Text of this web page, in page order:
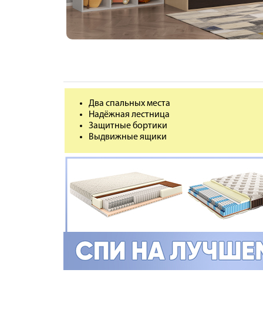
Два спальных места
Надёжная лестница
Защитные бортики
Выдвижные ящики